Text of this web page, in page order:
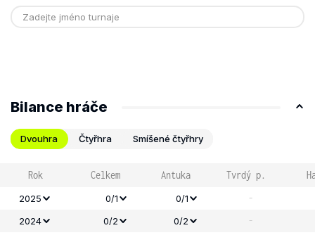
Bilance hráče
Dvouhra Čtyřhra Smíšené čtyřhry
Rok Celkem Antuka Tvrdý p.
2025 0/1 0/1 -
2024 0/2 0/2 -